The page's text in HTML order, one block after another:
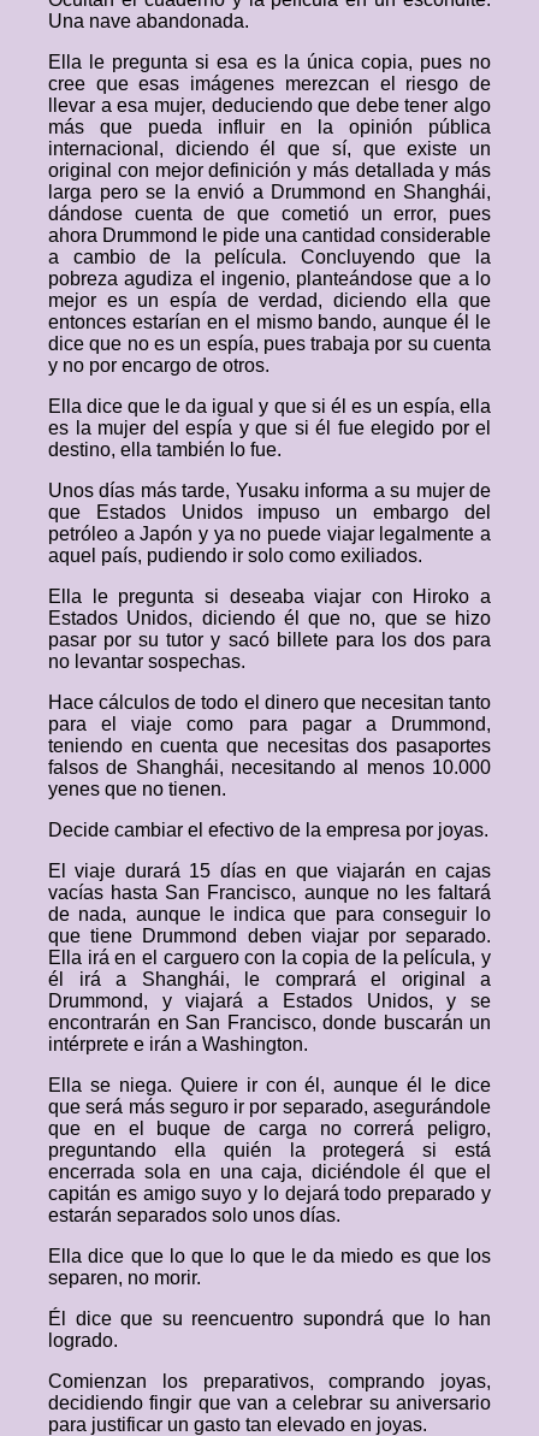
Una nave abandonada.
Ella le pregunta si esa es la única copia, pues no
cree que esas imágenes merezcan el riesgo de
llevar a esa mujer, deduciendo que debe tener algo
más que pueda influir en la opinión pública
internacional, diciendo él que sí, que existe un
original con mejor definición y más detallada y más
larga pero se la envió a Drummond en Shanghái,
dándose cuenta de que cometió un error, pues
ahora Drummond le pide una cantidad considerable
a cambio de la película. Concluyendo que la
pobreza agudiza el ingenio, planteándose que a lo
mejor es un espía de verdad, diciendo ella que
entonces estarían en el mismo bando, aunque él le
dice que no es un espía, pues trabaja por su cuenta
y no por encargo de otros.
Ella dice que le da igual y que si él es un espía, ella
es la mujer del espía y que si él fue elegido por el
destino, ella también lo fue.
Unos días más tarde, Yusaku informa a su mujer de
que Estados Unidos impuso un embargo del
petróleo a Japón y ya no puede viajar legalmente a
aquel país, pudiendo ir solo como exiliados.
Ella le pregunta si deseaba viajar con Hiroko a
Estados Unidos, diciendo él que no, que se hizo
pasar por su tutor y sacó billete para los dos para
no levantar sospechas.
Hace cálculos de todo el dinero que necesitan tanto
para el viaje como para pagar a Drummond,
teniendo en cuenta que necesitas dos pasaportes
falsos de Shanghái, necesitando al menos 10.000
yenes que no tienen.
Decide cambiar el efectivo de la empresa por joyas.
El viaje durará 15 días en que viajarán en cajas
vacías hasta San Francisco, aunque no les faltará
de nada, aunque le indica que para conseguir lo
que tiene Drummond deben viajar por separado.
Ella irá en el carguero con la copia de la película, y
él irá a Shanghái, le comprará el original a
Drummond, y viajará a Estados Unidos, y se
encontrarán en San Francisco, donde buscarán un
intérprete e irán a Washington.
Ella se niega. Quiere ir con él, aunque él le dice
que será más seguro ir por separado, asegurándole
que en el buque de carga no correrá peligro,
preguntando ella quién la protegerá si está
encerrada sola en una caja, diciéndole él que el
capitán es amigo suyo y lo dejará todo preparado y
estarán separados solo unos días.
Ella dice que lo que lo que le da miedo es que los
separen, no morir.
Él dice que su reencuentro supondrá que lo han
logrado.
Comienzan los preparativos, comprando joyas,
decidiendo fingir que van a celebrar su aniversario
para justificar un gasto tan elevado en joyas.